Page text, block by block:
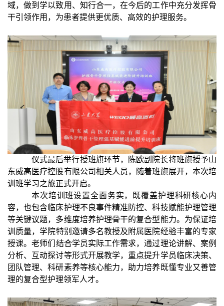
域，做到学以致用、知行合一，在今后的工作中充分发挥骨
干引领作用，为患者提供更优质、高效的护理服务。
仪式最后举行授班旗环节， 陈欧副 院长将班旗授予山
东威高医疗控股有限公司相关人员，随着班旗展开， 本次培
训班学习之旅正式开启。
本次培训班设置全面务实，既覆盖护理科研核心内
容，也包含 临床护理不良事件精准防控、科技赋能护理管理
等关键议题，多维度培养护理骨干的复合型能力。为保证培
训质量， 学院特别邀请多名教授及附属医院经验丰富的专家
授课。老师们 结合学员实际工作需求，通过理论讲解、案例
分析、互动探讨等形式开展教学，重点提升学员临床决策、
团队管理、科研素养等核心能力，助力培养既懂专业又善管
理的复合型护理领军人才。